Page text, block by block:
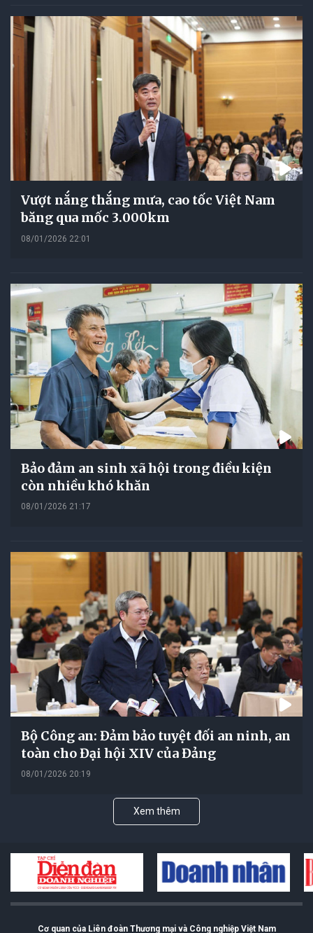
Vượt nắng thắng mưa, cao tốc Việt Nam
băng qua mốc 3.000km
08/01/2026 22:01
Bảo đảm an sinh xã hội trong điều kiện
còn nhiều khó khăn
08/01/2026 21:17
Bộ Công an: Đảm bảo tuyệt đối an ninh, an
toàn cho Đại hội XIV của Đảng
08/01/2026 20:19
Xem thêm
Cơ quan của Liên đoàn Thương mại và Công nghiệp Việt Nam